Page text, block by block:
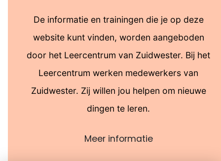
De informatie en trainingen die je op deze
website kunt vinden, worden aangeboden
door het Leercentrum van Zuidwester. Bij het
Leercentrum werken medewerkers van
Zuidwester. Zij willen jou helpen om nieuwe
dingen te leren.
Meer informatie